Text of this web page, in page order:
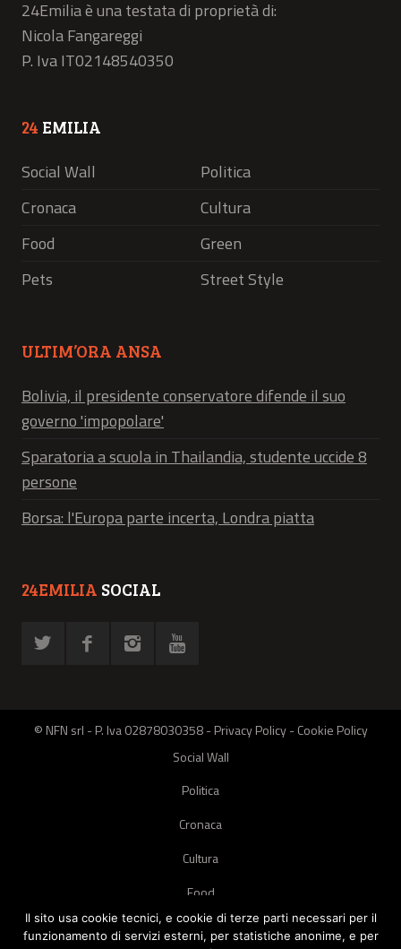
24Emilia è una testata di proprietà di:
Nicola Fangareggi
P. Iva IT02148540350
24 EMILIA
Social Wall
Politica
Cronaca
Cultura
Food
Green
Pets
Street Style
ULTIM’ORA ANSA
Bolivia, il presidente conservatore difende il suo
governo 'impopolare'
Sparatoria a scuola in Thailandia, studente uccide 8
persone
Borsa: l'Europa parte incerta, Londra piatta
24EMILIA SOCIAL
© NFN srl - P. Iva 02878030358 -Privacy Policy-Cookie Policy
Social Wall
Politica
Cronaca
Cultura
Food
Green
Il sito usa cookie tecnici, e cookie di terze parti necessari per il
funzionamento di servizi esterni, per statistiche anonime, e per